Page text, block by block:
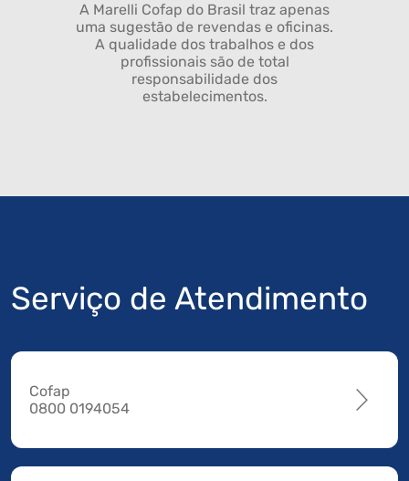
A Marelli Cofap do Brasil traz apenas
uma sugestão de revendas e oficinas.
A qualidade dos trabalhos e dos
profissionais são de total
responsabilidade dos
estabelecimentos.
Serviço de Atendimento
Cofap
0800 0194054